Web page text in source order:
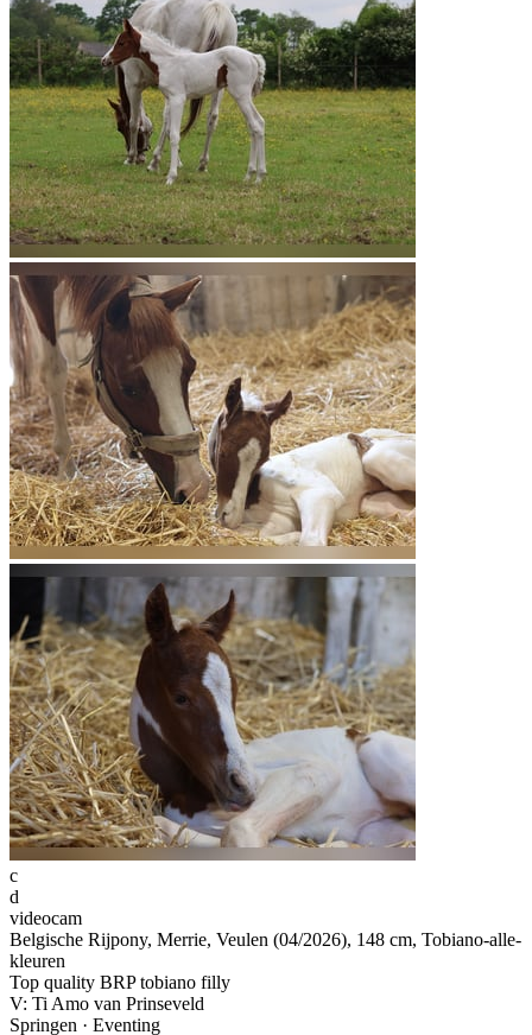
c
d
videocam
Belgische Rijpony, Merrie, Veulen (04/2026), 148 cm, Tobiano-alle-
kleuren
Top quality BRP tobiano filly
V: Ti Amo van Prinseveld
Springen · Eventing